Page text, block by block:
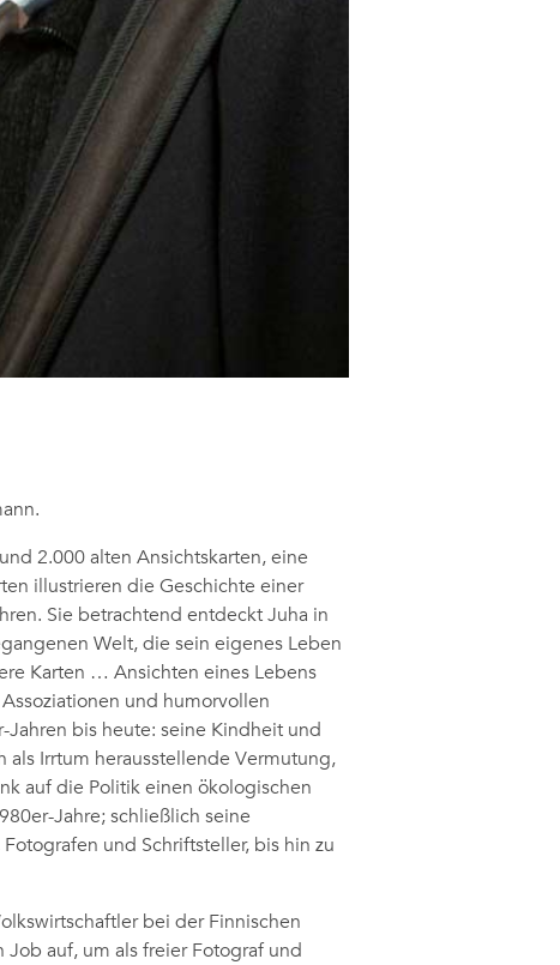
2.000 alten Ansichtskarten, eine
illustrieren die Geschichte einer
Sie betrachtend entdeckt Juha in
Welt, die sein eigenes Leben
Karten … Ansichten eines Lebens
und humorvollen
bis heute: seine Kindheit und
Irrtum herausstellende Vermutung,
auf die Politik einen ökologischen
Jahre; schließlich seine
und Schriftsteller, bis hin zu
bei der Finnischen
auf, um als freier Fotograf und